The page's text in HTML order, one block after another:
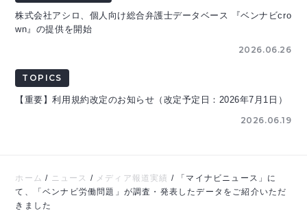
株式会社アシロ、個人向け総合弁護士データベース 『ベンナビcro
wn』の提供を開始
2026.06.26
TOPICS
【重要】利用規約改定のお知らせ（改定予定日：2026年7月1日）
2026.06.19
ホーム / ニュース / メディア報道実績 /
「マイナビニュース」に
て、「ベンナビ労働問題」が調査・発表したデータをご紹介いただ
きました